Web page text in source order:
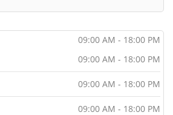
09:00 AM - 18:00 PM
09:00 AM - 18:00 PM
09:00 AM - 18:00 PM
09:00 AM - 18:00 PM